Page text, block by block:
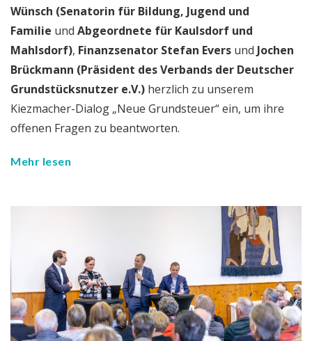
Wünsch (Senatorin für Bildung, Jugend und
Familie und Abgeordnete für Kaulsdorf und
Mahlsdorf), Finanzsenator Stefan Evers und Jochen
Brückmann (Präsident des Verbands der Deutscher
Grundstücksnutzer e.V.) herzlich zu unserem
Kiezmacher-Dialog „Neue Grundsteuer“ ein, um ihre
offenen Fragen zu beantworten.
Mehr lesen